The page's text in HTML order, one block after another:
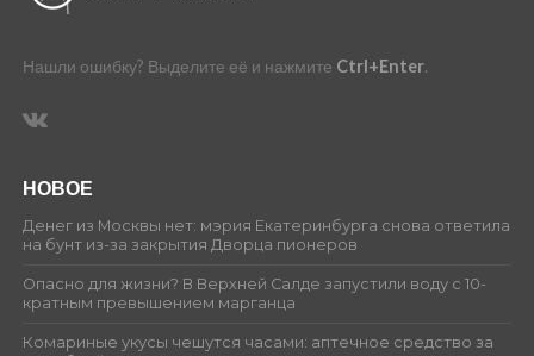
Нашли ошибку? Выделите её и нажмите Ctrl+Enter.
НОВОЕ
Денег из Москвы нет: мэрия Екатеринбурга снова ответила
на бунт из-за закрытия Дворца пионеров
Опасно для жизни? В Верхней Салде запустили воду с 10-
кратным превышением марганца
Комариные укусы чешутся часами: аптечное средство за